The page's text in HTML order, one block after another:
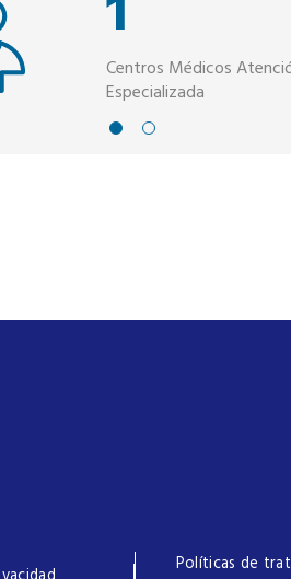
Centros Médicos
Especializada
Políticas de